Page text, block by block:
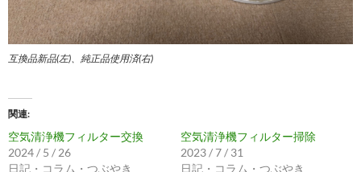
互換品新品(左)、純正品使用済(右)
関連
空気清浄機フィルター交換
2024 / 5 / 26
日記・コラム・つぶやき
空気清浄機フィルター掃除
2023 / 7 / 31
日記・コラム・つぶやき